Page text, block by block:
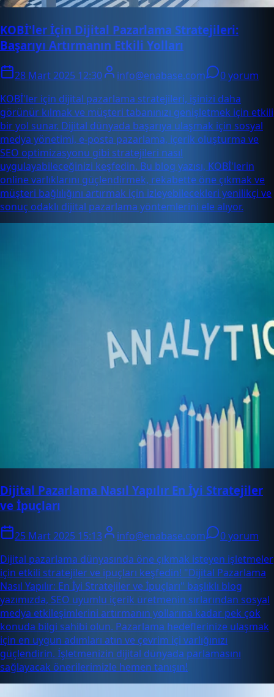
KOBİ'ler İçin Dijital Pazarlama Stratejileri:
Başarıyı Artırmanın Etkili Yolları
28 Mart 2025 12:30 info@enabase.com
0 yorum
KOBİ'ler için dijital pazarlama stratejileri, işinizi daha
görünür kılmak ve müşteri tabanınızı genişletmek için etkili
bir yol sunar. Dijital dünyada başarıya ulaşmak için sosyal
medya yönetimi, e-posta pazarlama, içerik oluşturma ve
SEO optimizasyonu gibi stratejileri nasıl
uygulayabileceğinizi keşfedin. Bu blog yazısı, KOBİ'lerin
online varlıklarını güçlendirmek, rekabette öne çıkmak ve
müşteri bağlılığını artırmak için izleyebilecekleri yenilikçi ve
sonuç odaklı dijital pazarlama yöntemlerini ele alıyor.
Dijital Pazarlama Nasıl Yapılır En İyi Stratejiler
ve İpuçları
25 Mart 2025 15:13 info@enabase.com
0 yorum
Dijital pazarlama dünyasında öne çıkmak isteyen işletmeler
için etkili stratejiler ve ipuçları keşfedin! "Dijital Pazarlama
Nasıl Yapılır: En İyi Stratejiler ve İpuçları" başlıklı blog
yazımızda, SEO uyumlu içerik üretmenin sırlarından sosyal
medya etkileşimlerini artırmanın yollarına kadar pek çok
konuda bilgi sahibi olun. Pazarlama hedeflerinize ulaşmak
için en uygun adımları atın ve çevrim içi varlığınızı
güçlendirin. İşletmenizin dijital dünyada parlamasını
sağlayacak önerilerimizle hemen tanışın!